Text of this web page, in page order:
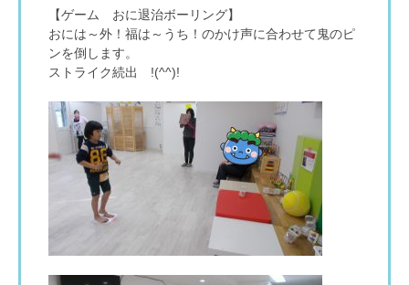
【ゲーム おに退治ボーリング】
おには～外！福は～うち！のかけ声に合わせて鬼のピ
ンを倒します。
ストライク続出 !(^^)!